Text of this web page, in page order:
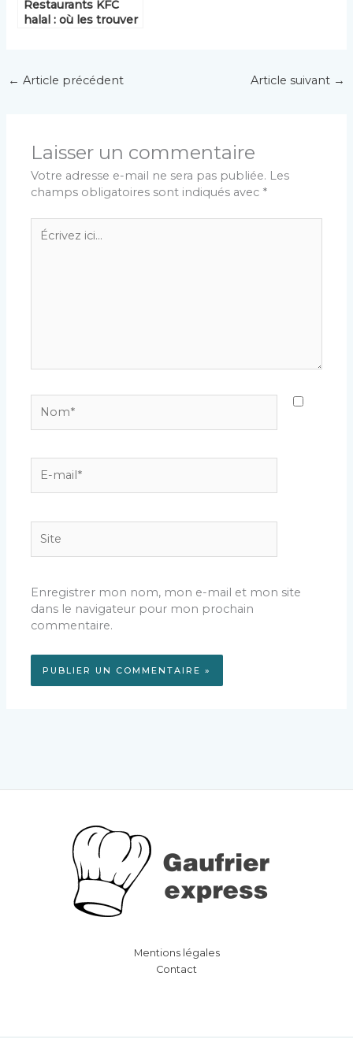
Restaurants KFC
halal : où les trouver
← Article précédent Article suivant →
Laisser un commentaire
Votre adresse e-mail ne sera pas publiée. Les
champs obligatoires sont indiqués avec *
Écrivez
ici…
mail*
Enregistrer mon nom, mon e-mail et mon site
dans le navigateur pour mon prochain
commentaire.
Mentions légales
Contact